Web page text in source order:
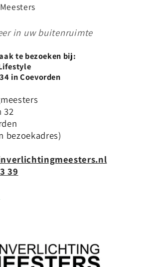
in uw buitenruimte
te bezoeken bij:
in Coevorden
32
bezoekadres)
39